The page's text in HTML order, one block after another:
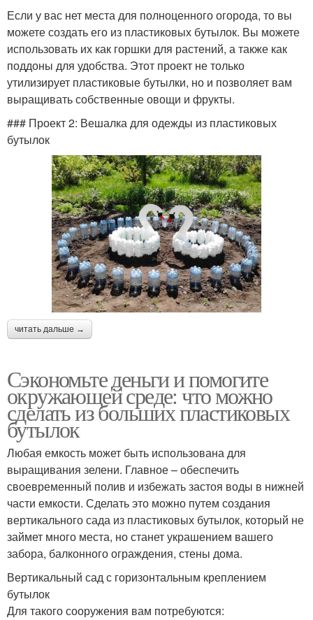
Если у вас нет места для полноценного огорода, то вы
можете создать его из пластиковых бутылок. Вы можете
использовать их как горшки для растений, а также как
поддоны для удобства. Этот проект не только
утилизирует пластиковые бутылки, но и позволяет вам
выращивать собственные овощи и фрукты.
### Проект 2: Вешалка для одежды из пластиковых
бутылок
читать дальше →
Сэкономьте деньги и помогите
окружающей среде: что можно
сделать из больших пластиковых
бутылок
Любая емкость может быть использована для
выращивания зелени. Главное – обеспечить
своевременный полив и избежать застоя воды в нижней
части емкости. Сделать это можно путем создания
вертикального сада из пластиковых бутылок, который не
займет много места, но станет украшением вашего
забора, балконного ограждения, стены дома.
Вертикальный сад с горизонтальным креплением
бутылок
Для такого сооружения вам потребуются: